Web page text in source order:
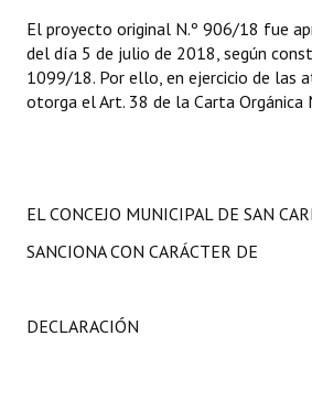
El proyecto original N.º 906/18 fue
del día 5 de julio de 2018, según
1099/18. Por ello, en ejercicio de las
otorga el Art. 38 de la Carta Orgánica
EL CONCEJO MUNICIPAL DE SAN
SANCIONA CON CARÁCTER DE
DECLARACIÓN